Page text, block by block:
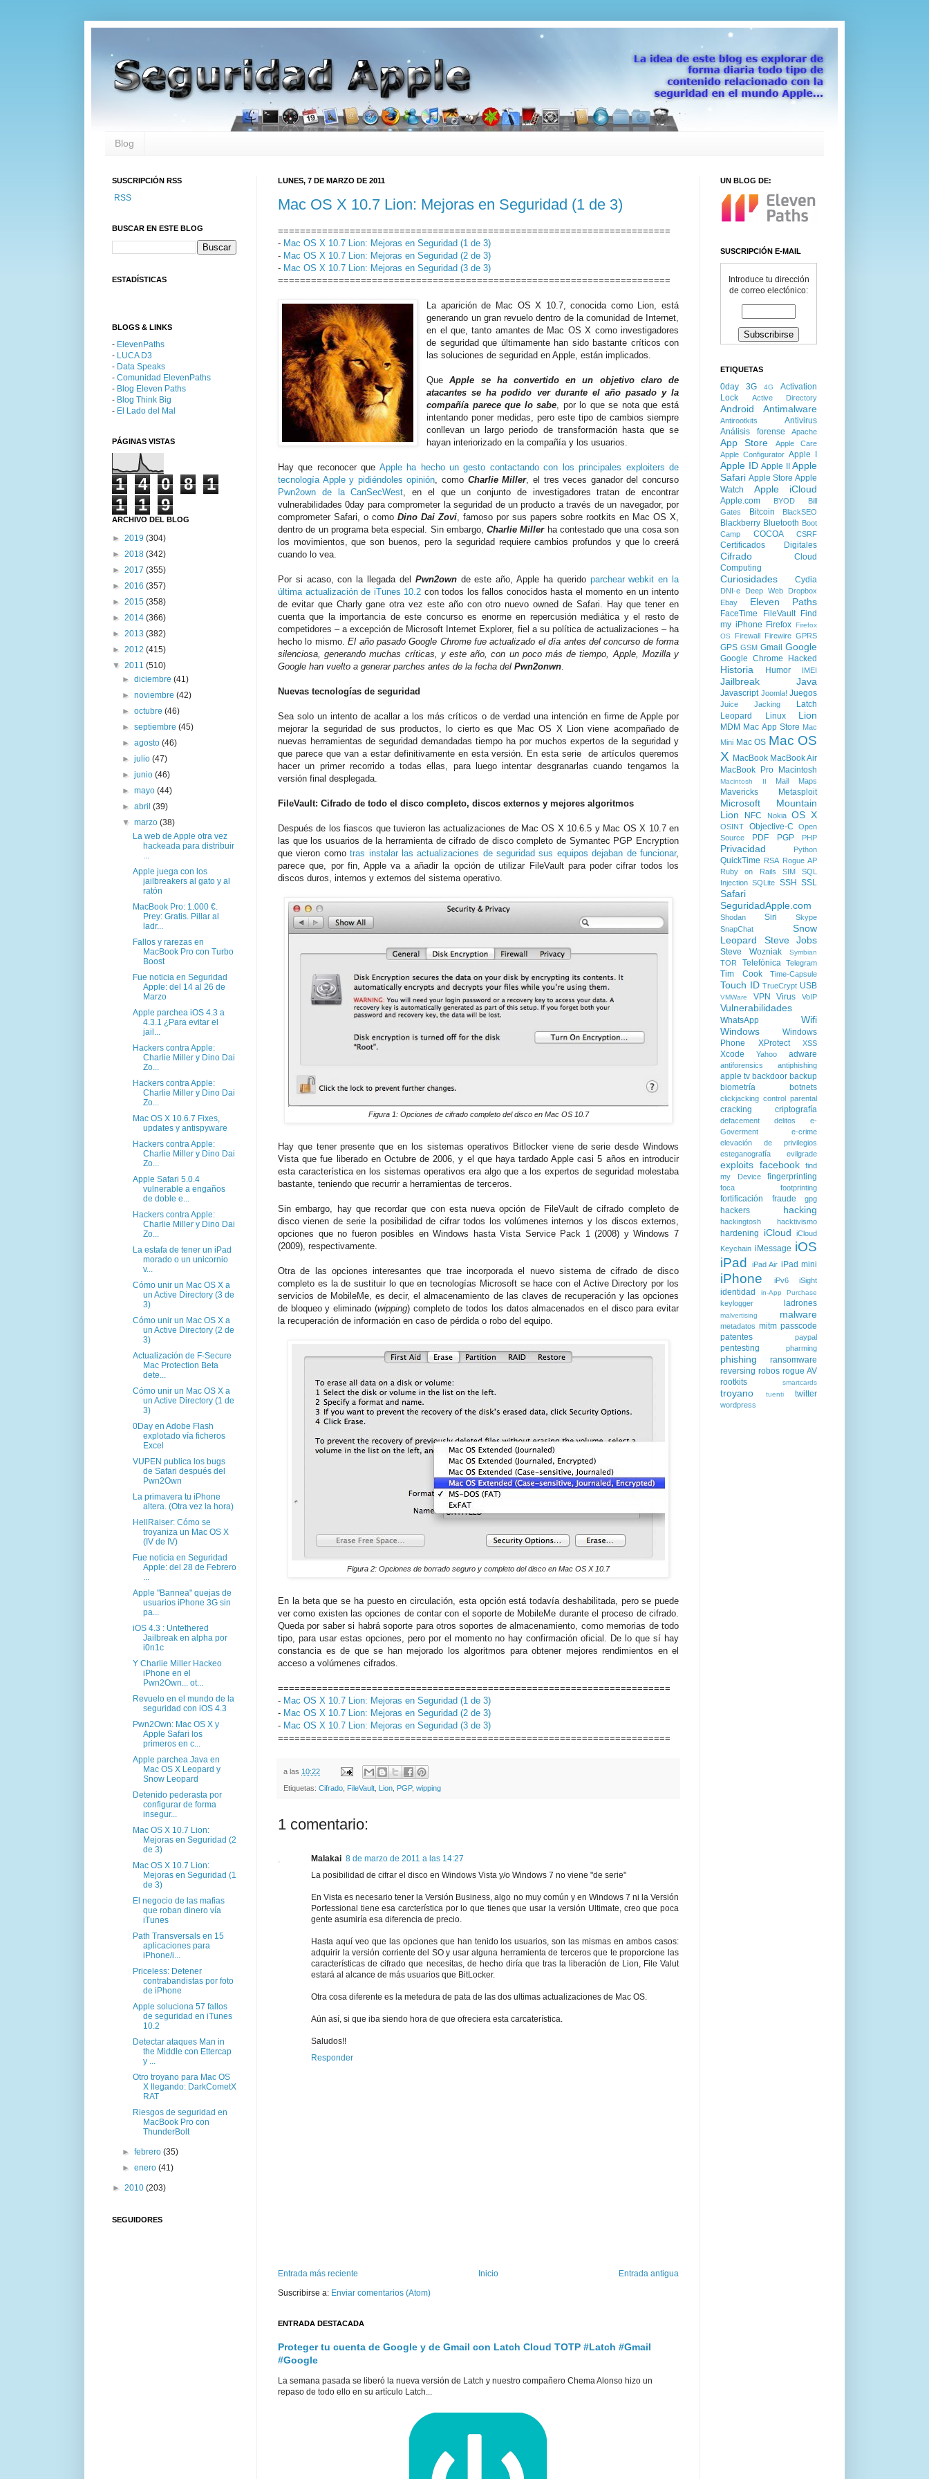
Blog
LUNES, 7 DE MARZO DE 2011
Mac OS X 10.7 Lion: Mejoras en Seguridad (1 de 3)
=======================================================================
- Mac OS X 10.7 Lion: Mejoras en Seguridad (1 de 3)
- Mac OS X 10.7 Lion: Mejoras en Seguridad (2 de 3)
- Mac OS X 10.7 Lion: Mejoras en Seguridad (3 de 3)
=======================================================================
La aparición de Mac OS X 10.7, conocida como Lion, está
generando un gran revuelo dentro de la comunidad de Internet,
en el que, tanto amantes de Mac OS X como investigadores
de seguridad que últimamente han sido bastante críticos con
las soluciones de seguridad en Apple, están implicados.
QueApple se ha convertido en un objetivo claro de
atacantes se ha podido ver durante el año pasado y la
compañía parece que lo sabe, por lo que se nota que está
intentando poner medidas, pero este tipo de cambios siempre
conllevan un largo periodo de transformación hasta que se
hayan interiorizado en la compañía y los usuarios.
Hay que reconocer que Apple ha hecho un gesto contactando con los principales exploiters de
tecnología Apple y pidiéndoles opinión, como Charlie Miller, el tres veces ganador del concurso
Pwn2own de la CanSecWest, en el que un conjunto de investigadores tratan de encontrar
vulnerabilidades 0day para comprometer la seguridad de un producto a través de un navegador, por
comprometer Safari, o como Dino Dai Zovi, famoso por sus papers sobre rootkits en Mac OS X,
dentro de un programa beta especial. Sin embargo,Charlie Millerha contestado que una cosa son
los movimientos, que son buenos, pero la seguridad requiere cambios profundos y que lo creerá
cuando lo vea.
Por si acaso, con la llegada del Pwn2ownde este año, Apple ha querido parchear webkit en la
última actualización de iTunes 10.2 con todos los fallos conocidos hasta el momento en un intento
de evitar que Charly gane otra vez este año con otro nuevo owned de Safari. Hay que tener en
cuenta que la importancia de este concurso es enorme en repercusión mediática y el resto de
competidores – a excepción de Microsoft Internet Explorer, fiel a su política de actualizaciones – ha
hecho lo mismo.El año pasado Google Chrome fue actualizado el día antes del concurso de forma
silenciosa, generando muchas críticas, y este año, con un poco más de tiempo, Apple, Mozilla y
Google han vuelto a generar parches antes de la fecha del Pwn2onwn.
Nuevas tecnologías de seguridad
Sea solo un intento de acallar a los más críticos o de verdad una intención en firme de Apple por
mejorar la seguridad de sus productos, lo cierto es que Mac OS X Lion viene acompañado de
nuevas herramientas de seguridad demandadas tiempo ha por muchos expertos de la seguridad y
que parece que van a estar definitivamente en esta versión. En esta serie de artículos queremos
hacer un primer recorrido a todas ellas, para luego intentar desgranarlas cuando tengamos la
versión final desplegada.
FileVault: Cifrado de todo el disco completo, discos externos y mejores algoritmos
Después de los fiascos que tuvieron las actualizaciones de Mac OS X 10.6.5 y Mac OS X 10.7 en
las que los usuarios de la herramienta de cifrado de disco completo de Symantec PGP Encryption
que vieron comotras instalar las actualizaciones de seguridad sus equipos dejaban de funcionar,
parece que, por fin, Apple va a añadir la opción de utilizar FileVault para poder cifrar todos los
discos duros, internos y externos del sistema operativo.
Figura 1: Opciones de cifrado completo del disco en Mac OS 10.7
Hay que tener presente que en los sistemas operativos Bitlocker viene de serie desde Windows
Vista que fue liberado en Octubre de 2006, y el que haya tardado Apple casi 5 años en introducir
esta característica en los sistemas operativos era algo que a los expertos de seguridad molestaba
bastante, teniendo que recurrir a herramientas de terceros.
Sin embargo, hay que recordar que con esta nueva opción de FileVault de cifrado completo de
disco vienen de serie la posibilidad de cifrar todos los volúmenes internos y los discos externos,
opciones que no fueron posibles en Windows hasta Vista Service Pack 1 (2008) y Windows 7
(2009), respectivamente.
Otra de las opciones interesantes que trae incorporada el nuevo sistema de cifrado de disco
completo es la de sustituir lo que en tecnologías Microsoft se hace con el Active Directory por los
servicios de MobileMe, es decir, el almacenamiento de las claves de recuperación y las opciones
de bloqueo y eliminado (wipping) completo de todos los datos almacenados en el disco para evitar
la recuperación de información en caso de pérdida o robo del equipo.
Figura 2: Opciones de borrado seguro y completo del disco en Mac OS X 10.7
En la beta que se ha puesto en circulación, esta opción está todavía deshabilitada, pero se puede
ver como existen las opciones de contar con el soporte de MobileMe durante el proceso de cifrado.
Queda por saber si habrá soporte para otros soportes de almacenamiento, como memorias de todo
tipo, para usar estas opciones, pero por el momento no hay confirmación oficial. De lo que sí hay
constancia es de que se han mejorado los algoritmos para obtener mejores rendimientos en el
acceso a volúmenes cifrados.
=======================================================================
- Mac OS X 10.7 Lion: Mejoras en Seguridad (1 de 3)
- Mac OS X 10.7 Lion: Mejoras en Seguridad (2 de 3)
- Mac OS X 10.7 Lion: Mejoras en Seguridad (3 de 3)
=======================================================================
a las 10:22
Etiquetas: Cifrado FileVault Lion PGP, wipping
1 comentario:
Malakai 8 de marzo de 2011 a las 14:27
La posibilidad de cifrar el disco en Windows Vista y/o Windows 7 no viene "de serie"
En Vista es necesario tener la Versión Business, algo no muy común y en Windows 7 ni la Versión
Porfessional tiene esa carcterística por lo que tienes que usar la versión Ultimate, creo que poca
gente asumiría esa diferencia de precio.
Hasta aquí veo que las opciones que han tenido los usuarios, son las mismas en ambos casos:
adquirir la versión corriente del SO y usar alguna herramienta de terceros que te proporcione las
características de cifrado que necesitas, de hecho diría que tras la liberación de Lion, File Valut
estará al alcance de más usuarios que BitLocker.
Otra cosa diferente es la metedura de pata de las dos ultimas actualizaciones de Mac OS.
Aún así, si que iba siendo hora de que ofreciera esta carcaterística.
Saludos!!
Responder
Entrada más reciente Entrada antigua
Inicio
Suscribirse a: Enviar comentarios (Atom)
ENTRADA DESTACADA
Proteger tu cuenta de Google y de Gmail con Latch Cloud TOTP #Latch #Gmail
#Google
La semana pasada se liberó la nueva versión de Latch y nuestro compañero Chema Alonso hizo un
repaso de todo ello en su artículo Latch...
SUSCRIPCIÓN RSS
RSS
BUSCAR EN ESTE BLOG
ESTADÍSTICAS
BLOGS & LINKS
- ElevenPaths
- LUCA D3
- Data Speaks
- Comunidad ElevenPaths
- Blog Eleven Paths
- Blog Think Big
- El Lado del Mal
PÁGINAS VISTAS
1 4 0 8
1
1
1 9
ARCHIVO DEL BLOG
► 2019 (304)
► 2018 (342)
► 2017 (355)
► 2016 (357)
► 2015 (358)
► 2014 (366)
► 2013 (382)
► 2012 (415)
▼ 2011 (510)
►diciembre(41)
►noviembre(42)
►octubre(46)
►septiembre(45)
►agosto(46)
►julio(47)
►junio(46)
►mayo(44)
►abril(39)
▼marzo(38)
La web de Apple otra vez
hackeada para distribuir
Apple juega con los
jailbreakers al gato y al
ratón
MacBook Pro: 1.000 €.
Prey: Gratis. Pillar al
ladr...
Fallos y rarezas en
MacBook Pro con Turbo
Boost
Fue noticia en Seguridad
Apple: del 14 al 26 de
Marzo
Apple parchea iOS 4.3 a
4.3.1 ¿Para evitar el
jail...
Hackers contra Apple:
Charlie Miller y Dino Dai
Zo...
Hackers contra Apple:
Charlie Miller y Dino Dai
Zo...
Mac OS X 10.6.7 Fixes,
updates y antispyware
Hackers contra Apple:
Charlie Miller y Dino Dai
Zo...
Apple Safari 5.0.4
vulnerable a engaños
de doble e...
Hackers contra Apple:
Charlie Miller y Dino Dai
Zo...
La estafa de tener un iPad
morado o un unicornio
v...
Cómo unir un Mac OS X a
un Active Directory (3 de
3)
Cómo unir un Mac OS X a
un Active Directory (2 de
3)
Actualización de F-Secure
Mac Protection Beta
dete...
Cómo unir un Mac OS X a
un Active Directory (1 de
3)
0Day en Adobe Flash
explotado vía ficheros
Excel
VUPEN publica los bugs
de Safari después del
Pwn2Own
La primavera tu iPhone
altera. (Otra vez la hora)
HellRaiser: Cómo se
troyaniza un Mac OS X
(IV de IV)
Fue noticia en Seguridad
Apple: del 28 de Febrero
Apple "Bannea" quejas de
usuarios iPhone 3G sin
pa...
iOS 4.3 : Untethered
Jailbreak en alpha por
i0n1c
Y Charlie Miller Hackeo
iPhone en el
Pwn2Own... ot...
Revuelo en el mundo de la
seguridad con iOS 4.3
Pwn2Own: Mac OS X y
Apple Safari los
primeros en c...
Apple parchea Java en
Mac OS X Leopard y
Snow Leopard
Detenido pederasta por
configurar de forma
insegur...
Mac OS X 10.7 Lion:
Mejoras en Seguridad (2
de 3)
Mac OS X 10.7 Lion:
Mejoras en Seguridad (1
de 3)
El negocio de las mafias
que roban dinero vía
iTunes
Path Transversals en 15
aplicaciones para
iPhone/i...
Priceless: Detener
contrabandistas por foto
de iPhone
Apple soluciona 57 fallos
de seguridad en iTunes
10.2
Detectar ataques Man in
the Middle con Ettercap
y ...
Otro troyano para Mac OS
X llegando: DarkCometX
RAT
Riesgos de seguridad en
MacBook Pro con
ThunderBolt
►febrero(35)
►enero(41)
► 2010 (203)
SEGUIDORES
UN BLOG DE:
SUSCRIPCIÓN E-MAIL
Introduce tu dirección
de correo electónico:
ETIQUETAS
0day 3G 4G
Activation
Lock
Active Directory
Android Antimalware
Antirootkits
Antivirus
Análisis forense
Apache
App Store
Apple Care
Apple Configurator Apple I
Apple ID Apple II
Apple
Safari Apple Store Apple
Watch
Apple iCloud
Apple.com BYOD
Bill
Gates
Bitcoin BlackSEO
Blackberry Bluetooth Boot
Camp
COCOA CSRF
Certificados Digitales
Cifrado
Cloud
Computing
Curiosidades Cydia
DNI-e Deep Web
Dropbox
Ebay
Eleven Paths
FaceTime FileVault
Find
my iPhone Firefox Firefox
OS
Firewall Firewire GPRS
GPS GSM Gmail Google
Google Chrome Hacked
Historia Humor IMEI
Jailbreak Java
Javascript Joomla! Juegos
Juice Jacking
Latch
Leopard
Linux Lion
MDM Mac App Store Mac
Mini Mac OS Mac OS
X MacBook MacBook Air
MacBook Pro
Macintosh
Macintosh II Mail Maps
Mavericks Metasploit
Microsoft
Mountain
Lion
NFC Nokia OS X
OSINT Objective-C
Open
Source
PDF PGP PHP
Privacidad Python
QuickTime RSA Rogue AP
Ruby on Rails
SIM
SQL
Injection SQLite SSH SSL
Safari
SeguridadApple.com
Shodan Siri
Skype
SnapChat
Snow
Leopard
Steve Jobs
Steve Wozniak Symbian
TOR Telefónica Telegram
Tim Cook Time-Capsule
Touch ID TrueCrypt USB
VMWare VPN Virus VoIP
Vulnerabilidades
WhatsApp
Wifi
Windows
Windows
Phone
XProtect XSS
Xcode Yahoo adware
antiforensics antiphishing
apple tv backdoor backup
biometría
botnets
clickjacking control parental
cracking criptografía
defacement delitos
e-
Goverment
e-crime
elevación de privilegios
esteganografía
evilgrade
exploits facebook
find
my Device
fingerprinting
foca footprinting
fortificación fraude gpg
hackers hacking
hackingtosh hacktivismo
hardening iCloud
iCloud
Keychain iMessage iOS
iPad
iPad Air iPad mini
iPhone iPv6 iSight
identidad in-App Purchase
keylogger ladrones
malvertising malware
metadatos mitm passcode
patentes
paypal
pentesting pharming
phishing
ransomware
reversing robos rogue AV
rootkits
smartcards
troyano tuenti twitter
wordpress